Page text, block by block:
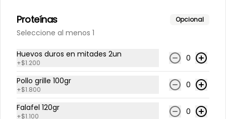
Arroz de coliflor, papas al horno con
Ensalada cesar
Lechuga hidropónica, pollo,
crutones, queso parmesano, salsa
Proteínas Opcional
Seleccione al menos 1
Huevos duros en mitades 2un
+$1.200 0
Pollo grille 100gr
+$1.800 0
Falafel 120gr
+$1.100 0